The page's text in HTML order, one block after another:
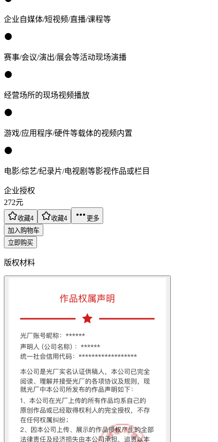
企业自媒体/短视频/直播/课程等
赛事/会议/演出/展会等活动现场演播
经营场所的现场视频播放
游戏/应用程序/硬件等载体的视频内置
电影/综艺/纪录片/电视剧等影视作品或栏目
企业授权
272元
收藏4 收藏4
更多
加入购物车
立即购买
版权材料